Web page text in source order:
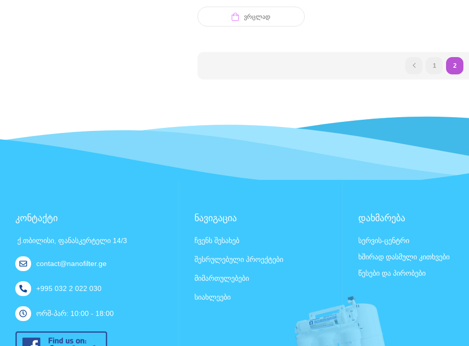
ᲕᲠᲪᲚᲐᲓ
1 2
კონტაქტი
ქ.თბილისი, ფანასკერტელი 14/3
contact@nanofilter.ge
+995 032 2 022 030
ორშ-პარ: 10:00 - 18:00
ნავიგაცია
ჩვენს შესახებ
შესრულებული პროექტები
მიმართულებები
სიახლეები
დახმარება
სერვის-ცენტრი
ხშირად დასმული კითხვები
წესები და პირობები